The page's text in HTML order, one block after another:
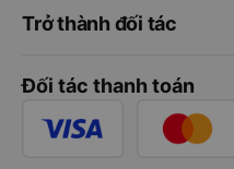
Trở thành đối tác
Đối tác thanh toán